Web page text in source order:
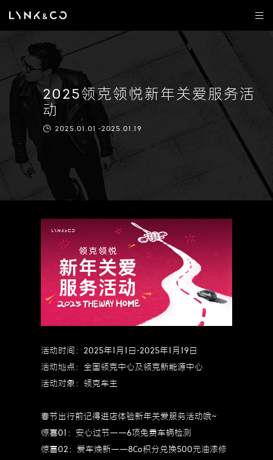
2025领克领悦新年关爱服务活
动
2025.01.01 -2025.01.19
活动时间：2025年1月1日-2025年1月19日
活动地点：全国领克中心及领克新能源中心
活动对象：领克车主
春节出行前记得进店体验新年关爱服务活动哦~
惊喜01：安心过节——6项免费车辆检测
惊喜02：爱车焕新——8Co积分兑换500元油漆修